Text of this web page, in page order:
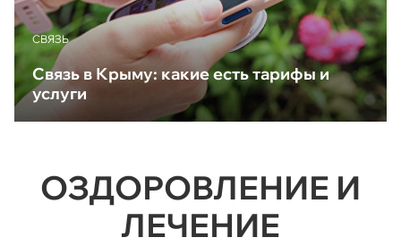
CВЯЗЬ
Связь в Крыму: какие есть тарифы и
услуги
ОЗДОРОВЛЕНИЕ И
ЛЕЧЕНИЕ